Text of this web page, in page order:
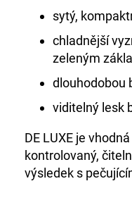
sytý,
chladnější
zeleným
dlouhodobou
viditelný lesk
DE LUXE je
kontrolovaný,
výsledek s